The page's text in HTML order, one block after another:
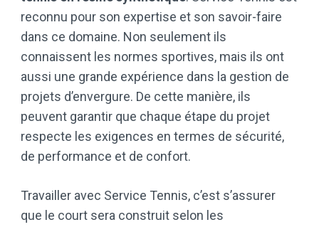
reconnu pour son expertise et son savoir-faire
dans ce domaine. Non seulement ils
connaissent les normes sportives, mais ils ont
aussi une grande expérience dans la gestion de
projets d’envergure. De cette manière, ils
peuvent garantir que chaque étape du projet
respecte les exigences en termes de sécurité,
de performance et de confort.
Travailler avec Service Tennis, c’est s’assurer
que le court sera construit selon les